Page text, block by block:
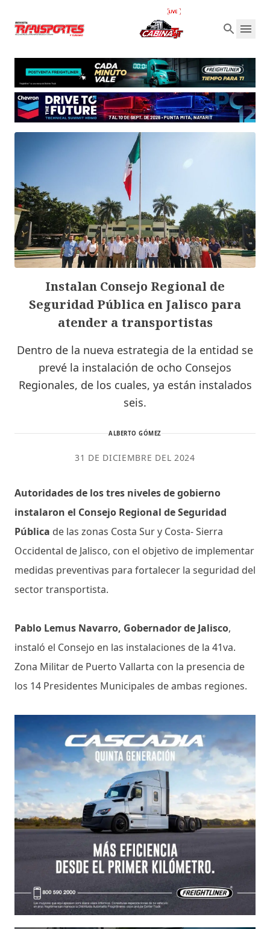
Instalan Consejo Regional de
Seguridad Pública en Jalisco para
atender a transportistas
Dentro de la nueva estrategia de la entidad se
prevé la instalación de ocho Consejos
Regionales, de los cuales, ya están instalados
seis.
ALBERTO GÓMEZ
31 DE DICIEMBRE DEL 2024
Autoridades de los tres niveles de gobierno
instalaron el Consejo Regional de Seguridad
Pública de las zonas Costa Sur y Costa- Sierra
Occidental de Jalisco, con el objetivo de implementar
medidas preventivas para fortalecer la seguridad del
sector transportista.
Pablo Lemus Navarro, Gobernador de Jalisco,
instaló el Consejo en las instalaciones de la 41va.
Zona Militar de Puerto Vallarta con la presencia de
los 14 Presidentes Municipales de ambas regiones.